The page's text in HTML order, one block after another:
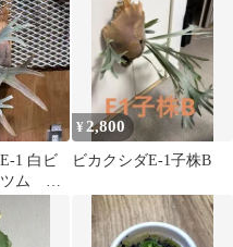
1 白ビ
ム ホ
¥ 2,800
ビカクシダE-1子株B